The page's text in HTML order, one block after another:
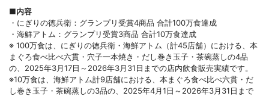
■内容
・にぎりの徳兵衛：グランプリ受賞4商品 合計100万食達成
・海鮮アトム：グランプリ受賞3商品 合計10万食達成
※ 100万食は、にぎりの徳兵衛・海鮮アトム（計45店舗）における、本
まぐろ食べ比べ六貫・穴子一本焼き・だし巻き玉子・茶碗蒸しの4品
の、2025年3月17日～2026年3月31日までの店内飲食販売実績です。
※10万食は、海鮮アトム計9店舗における、本まぐろ食べ比べ六貫・だ
し巻き玉子・茶碗蒸しの3品の、2025年4月1日～2026年3月31日まで